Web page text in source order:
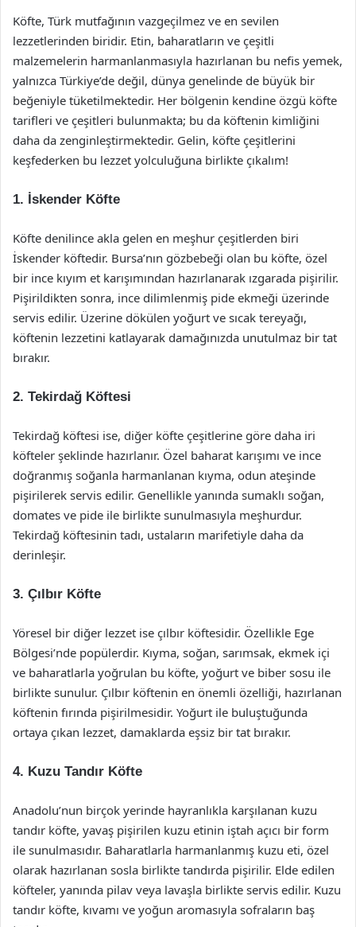
Köfte, Türk mutfağının vazgeçilmez ve en sevilen
lezzetlerinden biridir. Etin, baharatların ve çeşitli
malzemelerin harmanlanmasıyla hazırlanan bu nefis yemek,
yalnızca Türkiye’de değil, dünya genelinde de büyük bir
beğeniyle tüketilmektedir. Her bölgenin kendine özgü köfte
tarifleri ve çeşitleri bulunmakta; bu da köftenin kimliğini
daha da zenginleştirmektedir. Gelin, köfte çeşitlerini
keşfederken bu lezzet yolculuğuna birlikte çıkalım!
1. İskender Köfte
Köfte denilince akla gelen en meşhur çeşitlerden biri
İskender köftedir. Bursa’nın gözbebeği olan bu köfte, özel
bir ince kıyım et karışımından hazırlanarak ızgarada pişirilir.
Pişirildikten sonra, ince dilimlenmiş pide ekmeği üzerinde
servis edilir. Üzerine dökülen yoğurt ve sıcak tereyağı,
köftenin lezzetini katlayarak damağınızda unutulmaz bir tat
bırakır.
2. Tekirdağ Köftesi
Tekirdağ köftesi ise, diğer köfte çeşitlerine göre daha iri
köfteler şeklinde hazırlanır. Özel baharat karışımı ve ince
doğranmış soğanla harmanlanan kıyma, odun ateşinde
pişirilerek servis edilir. Genellikle yanında sumaklı soğan,
domates ve pide ile birlikte sunulmasıyla meşhurdur.
Tekirdağ köftesinin tadı, ustaların marifetiyle daha da
derinleşir.
3. Çılbır Köfte
Yöresel bir diğer lezzet ise çılbır köftesidir. Özellikle Ege
Bölgesi’nde popülerdir. Kıyma, soğan, sarımsak, ekmek içi
ve baharatlarla yoğrulan bu köfte, yoğurt ve biber sosu ile
birlikte sunulur. Çılbır köftenin en önemli özelliği, hazırlanan
köftenin fırında pişirilmesidir. Yoğurt ile buluştuğunda
ortaya çıkan lezzet, damaklarda eşsiz bir tat bırakır.
4. Kuzu Tandır Köfte
Anadolu’nun birçok yerinde hayranlıkla karşılanan kuzu
tandır köfte, yavaş pişirilen kuzu etinin iştah açıcı bir form
ile sunulmasıdır. Baharatlarla harmanlanmış kuzu eti, özel
olarak hazırlanan sosla birlikte tandırda pişirilir. Elde edilen
köfteler, yanında pilav veya lavaşla birlikte servis edilir. Kuzu
tandır köfte, kıvamı ve yoğun aromasıyla sofraların baş